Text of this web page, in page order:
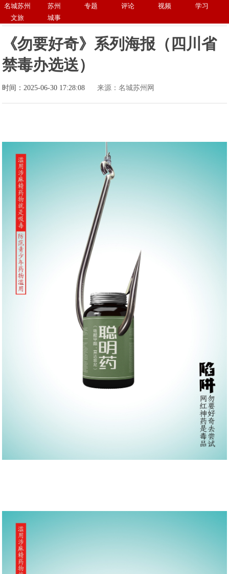
名城苏州 苏州 专题 评论 视频
学习
文旅
城事
《勿要好奇》系列海报（四川省
禁毒办选送）
时间：2025-06-30 17:28:08 来源：名城苏州网